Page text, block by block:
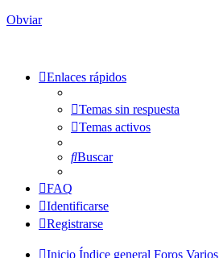
Obviar
Enlaces rápidos
Temas sin respuesta
Temas activos
Buscar
FAQ
Identificarse
Registrarse
Inicio Índice general Foros Varios